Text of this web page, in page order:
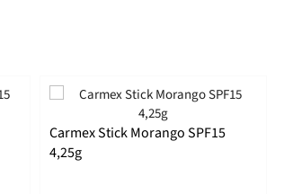
Carmex Stick Morango SPF15
4,25g